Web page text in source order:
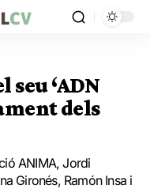
‘ADN
dels
ANIMA, Jordi
Gironés, Ramón Insa i